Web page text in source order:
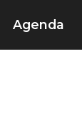
Agenda